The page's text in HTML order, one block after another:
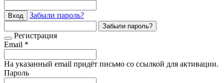
Вход Забыли пароль?
Забыли пароль?
Регистрация
Email *
На указанный email придёт письмо со ссылкой для активации.
Пароль